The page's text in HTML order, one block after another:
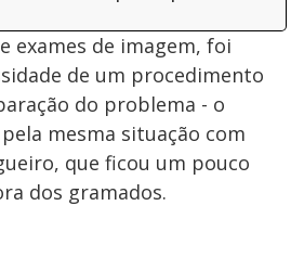
exames de imagem, foi
de um procedimento
do problema - o
mesma situação com
que ficou um pouco
dos gramados.